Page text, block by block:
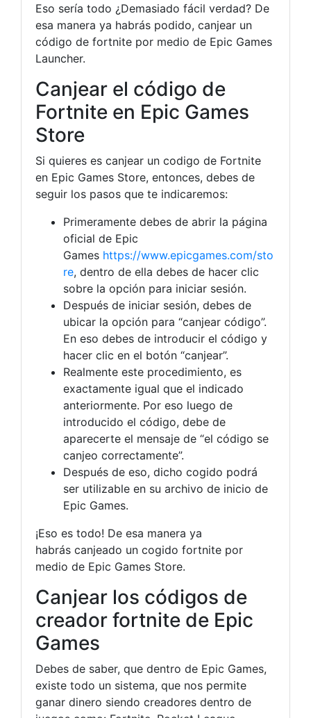
Eso sería todo ¿Demasiado fácil verdad? De
esa manera ya habrás podido, canjear un
código de fortnite por medio de Epic Games
Launcher.
Canjear el código de
Fortnite en Epic Games
Store
Si quieres es canjear un codigo de Fortnite
en Epic Games Store, entonces, debes de
seguir los pasos que te indicaremos:
Primeramente debes de abrir la página
oficial de Epic
Games https://www.epicgames.com/sto
re, dentro de ella debes de hacer clic
sobre la opción para iniciar sesión.
Después de iniciar sesión, debes de
ubicar la opción para “canjear código”.
En eso debes de introducir el código y
hacer clic en el botón “canjear”.
Realmente este procedimiento, es
exactamente igual que el indicado
anteriormente. Por eso luego de
introducido el código, debe de
aparecerte el mensaje de “el código se
canjeo correctamente”.
Después de eso, dicho cogido podrá
ser utilizable en su archivo de inicio de
Epic Games.
¡Eso es todo! De esa manera ya
habrás canjeado un cogido fortnite por
medio de Epic Games Store.
Canjear los códigos de
creador fortnite de Epic
Games
Debes de saber, que dentro de Epic Games,
existe todo un sistema, que nos permite
ganar dinero siendo creadores dentro de